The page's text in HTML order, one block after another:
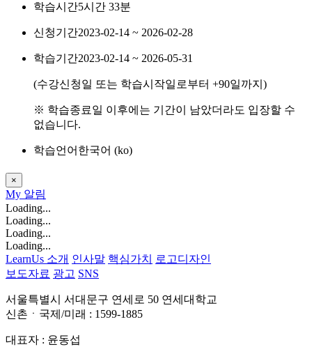
학습시간5시간 33분
신청기간2023-02-14 ~ 2026-02-28
학습기간2023-02-14 ~ 2026-05-31
(수강신청일 또는 학습시작일로부터 +90일까지)
※ 학습종료일 이후에는 기간이 남았더라도 입장할 수
없습니다.
학습언어 한국어 ‎(ko)‎
×
My 알림
Loading...
Loading...
Loading...
Loading...
LearnUs 소개 인사말 핵심가치
로고디자인
보도자료 광고 SNS
서울특별시 서대문구 연세로 50 연세대학교
신촌ㆍ국제/미래 : 1599-1885
대표자 : 윤동섭